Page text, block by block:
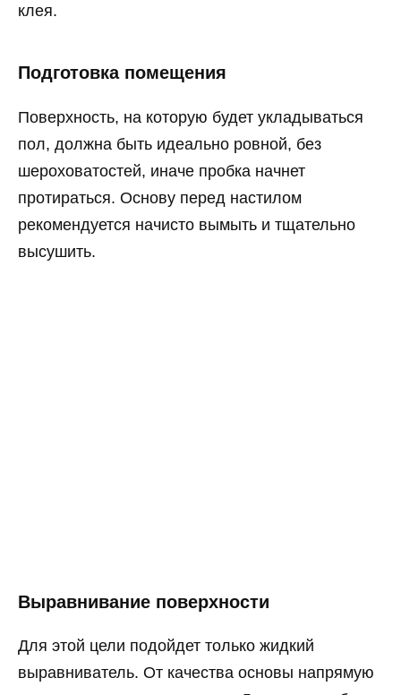
клея.
Подготовка помещения
Поверхность, на которую будет укладываться
пол, должна быть идеально ровной, без
шероховатостей, иначе пробка начнет
протираться. Основу перед настилом
рекомендуется начисто вымыть и тщательно
высушить.
Выравнивание поверхности
Для этой цели подойдет только жидкий
выравниватель. От качества основы напрямую